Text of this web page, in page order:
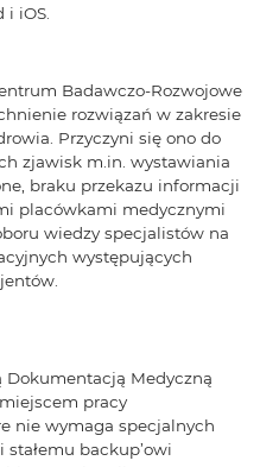
iOS.
Badawczo-Rozwojowe
rozwiązań w zakresie
Przyczyni się ono do
zjawisk m.in. wystawiania
braku przekazu informacji
placówkami medycznymi
wiedzy specjalistów na
występujących
Dokumentacją Medyczną
pracy
nie wymaga specjalnych
backup’owi